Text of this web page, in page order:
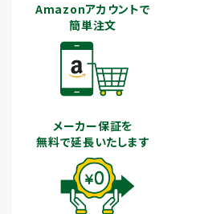
Amazonアカウントで
簡単注文
メーカー保証を
無料で延長いたします